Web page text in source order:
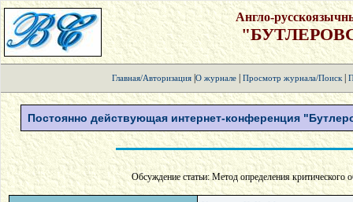
Англо-
Главная/Авторизация| О журнале| Просмотр журнала/Поиск|
Постоянно действующая интернет-конференция
Обсуждение статьи: Метод определения критического